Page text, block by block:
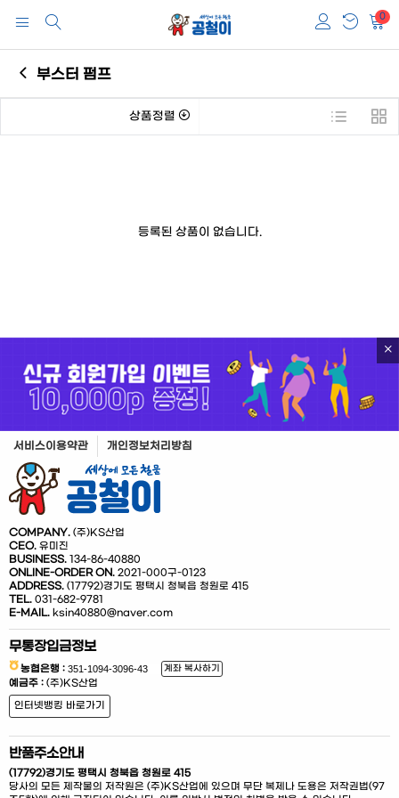
0
부스터 펌프
상품정렬
등록된 상품이 없습니다.
서비스이용약관 개인정보처리방침
COMPANY. (주)KS산업
CEO. 유미진
BUSINESS. 134-86-40880
ONLINE-ORDER ON. 2021-000구-0123
ADDRESS. (17792)경기도 평택시 청북읍 청원로 415
TEL. 031-682-9781
E-MAIL. ksin40880@naver.com
무통장입금정보
농협은행 : 계좌 복사하기
예금주 : (주)KS산업
인터넷뱅킹 바로가기
반품주소안내
(17792)경기도 평택시 청북읍 청원로 415
당사의 모든 제작물의 저작원은 (주)KS산업에 있으며 무단 복제나 도용은 저작권법(97